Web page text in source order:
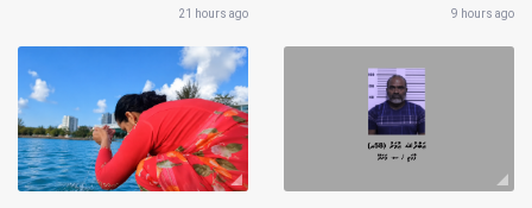
9 hours ago
21 hours ago